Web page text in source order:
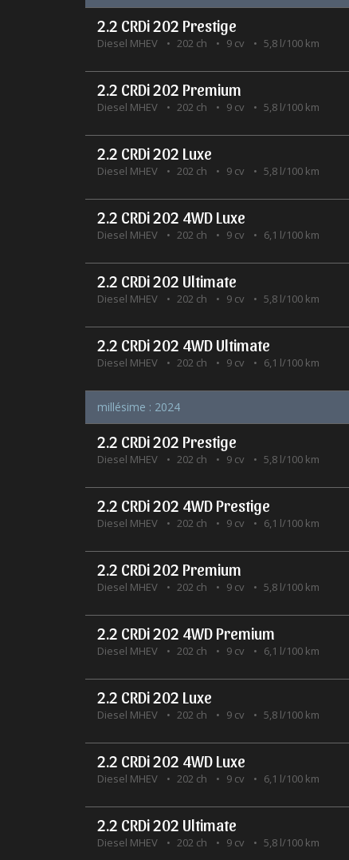
2.2 CRDi 202 Prestige
Diesel MHEV 202 ch 9 cv 5,8 l/100 km
2.2 CRDi 202 Premium
Diesel MHEV 202 ch 9 cv 5,8 l/100 km
2.2 CRDi 202 Luxe
Diesel MHEV 202 ch 9 cv 5,8 l/100 km
2.2 CRDi 202 4WD Luxe
Diesel MHEV 202 ch 9 cv 6,1 l/100 km
2.2 CRDi 202 Ultimate
Diesel MHEV 202 ch 9 cv 5,8 l/100 km
2.2 CRDi 202 4WD Ultimate
Diesel MHEV 202 ch 9 cv 6,1 l/100 km
millésime : 2024
2.2 CRDi 202 Prestige
Diesel MHEV 202 ch 9 cv 5,8 l/100 km
2.2 CRDi 202 4WD Prestige
Diesel MHEV 202 ch 9 cv 6,1 l/100 km
2.2 CRDi 202 Premium
Diesel MHEV 202 ch 9 cv 5,8 l/100 km
2.2 CRDi 202 4WD Premium
Diesel MHEV 202 ch 9 cv 6,1 l/100 km
2.2 CRDi 202 Luxe
Diesel MHEV 202 ch 9 cv 5,8 l/100 km
2.2 CRDi 202 4WD Luxe
Diesel MHEV 202 ch 9 cv 6,1 l/100 km
2.2 CRDi 202 Ultimate
Diesel MHEV 202 ch 9 cv 5,8 l/100 km